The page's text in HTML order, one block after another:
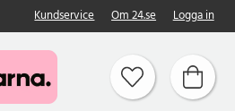
Kundservice Om 24.se Logga in